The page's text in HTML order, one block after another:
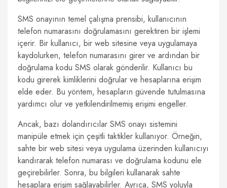
SMS onayının temel çalışma prensibi, kullanıcının
telefon numarasını doğrulamasını gerektiren bir işlemi
içerir. Bir kullanıcı, bir web sitesine veya uygulamaya
kaydolurken, telefon numarasını girer ve ardından bir
doğrulama kodu SMS olarak gönderilir. Kullanıcı bu
kodu girerek kimliklerini doğrular ve hesaplarına erişim
elde eder. Bu yöntem, hesapların güvende tutulmasına
yardımcı olur ve yetkilendirilmemiş erişimi engeller.
Ancak, bazı dolandırıcılar SMS onayı sistemini
manipüle etmek için çeşitli taktikler kullanıyor. Örneğin,
sahte bir web sitesi veya uygulama üzerinden kullanıcıyı
kandırarak telefon numarası ve doğrulama kodunu ele
geçirebilirler. Sonra, bu bilgileri kullanarak sahte
hesaplara erişim sağlayabilirler. Ayrıca, SMS yoluyla